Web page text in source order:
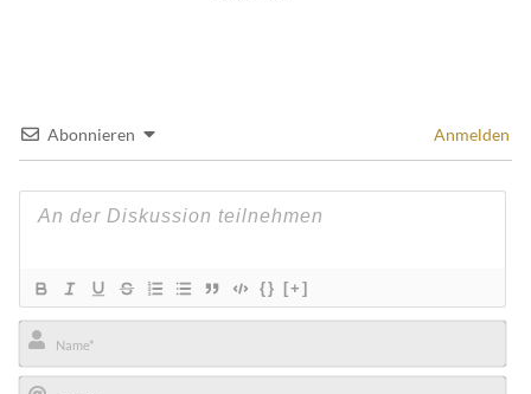
Abonnieren Anmelden
{} [+]
Name*